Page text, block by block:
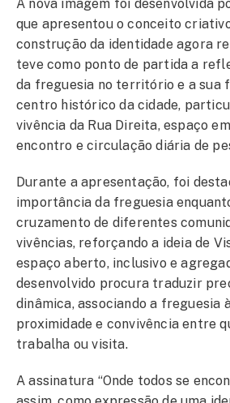
A nova imagem foi desenvolvida
que apresentou o conceito
construção da identidade agora
teve como ponto de partida a
da freguesia no território e a sua
centro histórico da cidade,
vivência da Rua Direita, espaço
encontro e circulação diária de
Durante a apresentação, foi
importância da freguesia
cruzamento de diferentes
vivências, reforçando a ideia de
espaço aberto, inclusivo e
desenvolvido procura traduzir
dinâmica, associando a freguesia
proximidade e convivência entre
trabalha ou visita.
A assinatura “Onde todos se